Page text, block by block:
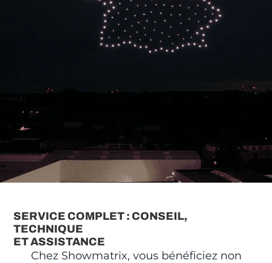
SERVICE COMPLET : CONSEIL,
TECHNIQUE
ET ASSISTANCE
Chez Showmatrix, vous bénéficiez non